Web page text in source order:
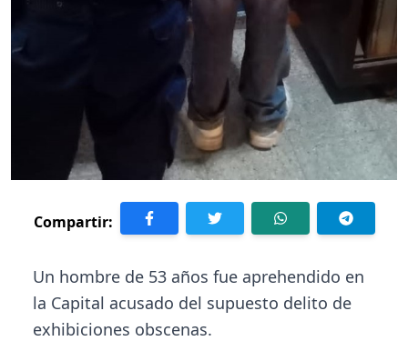
Compartir:
Un hombre de 53 años fue aprehendido en
la Capital acusado del supuesto delito de
exhibiciones obscenas.